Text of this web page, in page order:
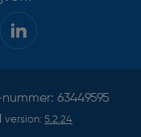
63449595
version: 5.2.24